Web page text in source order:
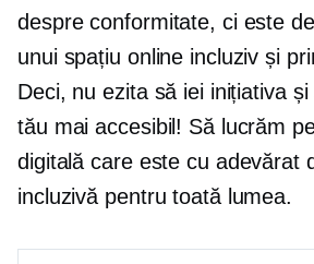
despre conformitate, ci este
unui spațiu online incluziv și
Deci, nu ezita să iei inițiativa și
tău mai accesibil! Să lucrăm
digitală care este cu adevărat
incluzivă pentru toată lumea.